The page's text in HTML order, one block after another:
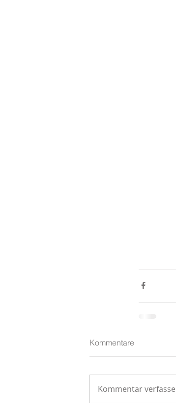
Kommentare
Kommentar